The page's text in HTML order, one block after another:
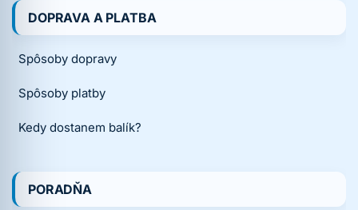
DOPRAVA A PLATBA
Spôsoby dopravy
Spôsoby platby
Kedy dostanem balík?
PORADŇA